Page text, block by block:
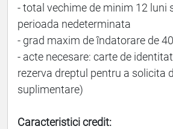
- total vechime de minim 12 luni
perioada nedeterminata
- grad maxim de îndatorare de
- acte necesare: carte de
rezerva dreptul pentru a solicita
suplimentare)
Caracteristici credit: